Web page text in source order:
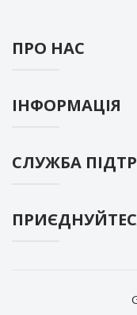
ПРО НАС
ІНФОРМАЦІЯ
СЛУЖБА